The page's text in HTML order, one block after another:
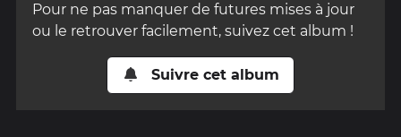
Pour ne pas manquer de futures mises à jour
ou le retrouver facilement, suivez cet album !
Suivre cet album